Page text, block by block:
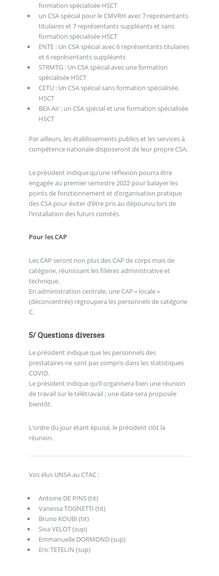
formation spécialisée HSCT
un CSA spécial pour le CMVRH avec 7 représentants
titulaires et 7 représentants suppléants et sans
formation spécialisée HSCT
ENTE : Un CSA spécial avec 6 représentants titulaires
et 6 représentants suppléants
STRMTG : Un CSA spécial avec une formation
spécialisée HSCT
CETU : Un CSA spécial sans formation spécialisée.
HSCT
BEA Air : un CSA spécial et une formation spécialisée
HSCT
Par ailleurs, les établissements publics et les services à
compétence nationale disposeront de leur propre CSA.
Le président indique qu’une réflexion pourra être
engagée au premier semestre 2022 pour balayer les
points de fonctionnement et d’organisation pratique
des CSA pour éviter d’être pris au dépourvu lors de
l’installation des futurs comités.
Pour les CAP
Les CAP seront non plus des CAP de corps mais de
catégorie, réunissant les filières administrative et
technique.
En administration centrale, une CAP « locale »
(déconcentrée) regroupera les personnels de catégorie
C.
5/ Questions diverses
Le président indique que les personnels des
prestataires ne sont pas compris dans les statistiques
COVID.
Le président indique qu’il organisera bien une réunion
de travail sur le télétravail ; une date sera proposée
bientôt.
L’ordre du jour étant épuisé, le président clôt la
réunion.
Vos élus UNSA au CTAC :
Antoine DE PINS (tit)
Vanessa TOGNETTI (tit)
Bruno KOUBI (tit)
Siva VELOT (sup)
Emmanuelle DORMOND (sup)
Eric TETELIN (sup)